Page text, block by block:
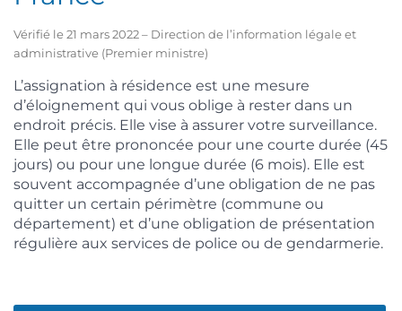
Vérifié le 21 mars 2022 – Direction de l’information légale et
administrative (Premier ministre)
L’assignation à résidence est une mesure
d’éloignement qui vous oblige à rester dans un
endroit précis. Elle vise à assurer votre surveillance.
Elle peut être prononcée pour une courte durée (45
jours) ou pour une longue durée (6 mois). Elle est
souvent accompagnée d’une obligation de ne pas
quitter un certain périmètre (commune ou
département) et d’une obligation de présentation
régulière aux services de police ou de gendarmerie.